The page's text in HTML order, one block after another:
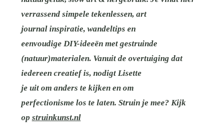
verrassend simpele tekenlessen, art
journal inspiratie, wandeltips en
eenvoudige DIY-ideeën met gestruinde
(natuur)materialen. Vanuit de overtuiging dat
iedereen creatief is, nodigt Lisette
je uit om anders te kijken en om
perfectionisme los te laten. Struin je mee? Kijk
op struinkunst.nl